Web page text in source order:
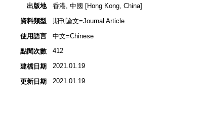
出版地
香港, 中國 [Hong Kong, China]
資料類型
期刊論文=Journal Article
使用語言
中文=Chinese
點閱次數
412
建檔日期 2021.01.19
更新日期 2021.01.19